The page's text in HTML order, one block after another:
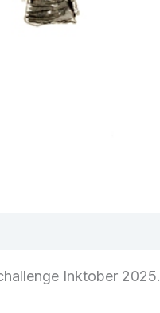
Inktober 2025.